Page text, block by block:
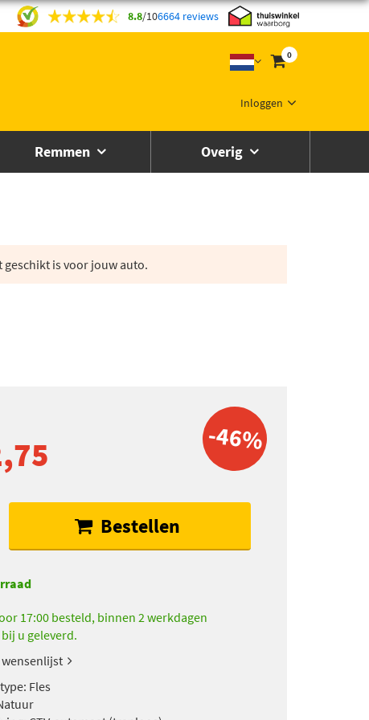
8.8/106664 reviews
0
Inloggen
Remmen Overig
is voor jouw auto.
-46%
Bestellen
17:00 besteld, binnen 2 werkdagen
u geleverd.
Fles